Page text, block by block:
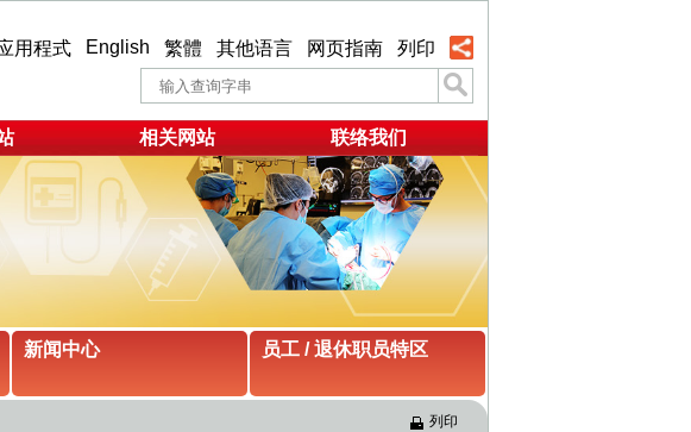
用程式 English 繁體 其他语言 网页指南 列印
相关网站 联络我们
新闻中心 员工 / 退休职员特区
列印